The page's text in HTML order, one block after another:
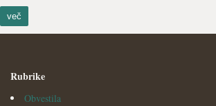
več
Rubrike
Obvestila